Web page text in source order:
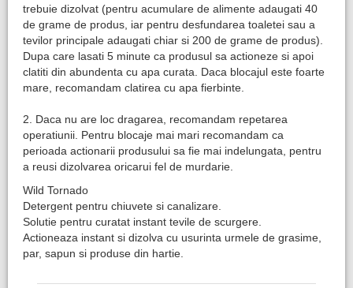
trebuie dizolvat (pentru acumulare de alimente adaugati 40
de grame de produs, iar pentru desfundarea toaletei sau a
tevilor principale adaugati chiar si 200 de grame de produs).
Dupa care lasati 5 minute ca produsul sa actioneze si apoi
clatiti din abundenta cu apa curata. Daca blocajul este foarte
mare, recomandam clatirea cu apa fierbinte.
2. Daca nu are loc dragarea, recomandam repetarea
operatiunii. Pentru blocaje mai mari recomandam ca
perioada actionarii produsului sa fie mai indelungata, pentru
a reusi dizolvarea oricarui fel de murdarie.
Wild Tornado
Detergent pentru chiuvete si canalizare.
Solutie pentru curatat instant tevile de scurgere.
Actioneaza instant si dizolva cu usurinta urmele de grasime,
par, sapun si produse din hartie.